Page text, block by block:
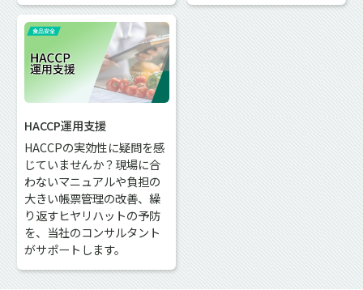
HACCP運用支援
HACCPの実効性に疑問を感
じていませんか？現場に合
わないマニュアルや負担の
大きい帳票管理の改善、繰
り返すヒヤリハットの予防
を、当社のコンサルタント
がサポートします。